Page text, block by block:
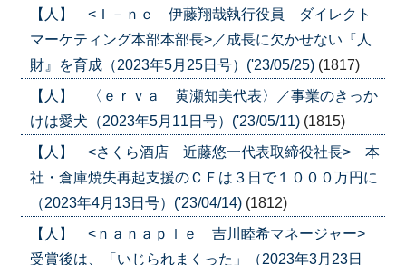
【人】 <Ｉ－ｎｅ 伊藤翔哉執行役員 ダイレクト
マーケティング本部本部長>／成長に欠かせない『人
財』を育成（2023年5月25日号）('23/05/25) (1817)
【人】 〈ｅｒｖａ 黄瀬知美代表〉／事業のきっか
けは愛犬（2023年5月11日号）('23/05/11) (1815)
【人】 <さくら酒店 近藤悠一代表取締役社長> 本
社・倉庫焼失再起支援のＣＦは３日で１０００万円に
（2023年4月13日号）('23/04/14) (1812)
【人】 <ｎａｎａｐｌｅ 吉川睦希マネージャー>
受賞後は、「いじられまくった」（2023年3月23日